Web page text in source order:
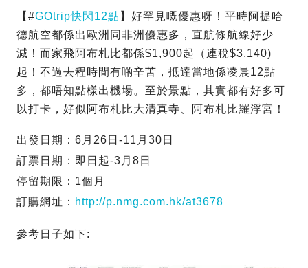
【#GOtrip快閃12點 】好罕見嘅優惠呀！平時阿提哈
德航空都係出歐洲同非洲優惠多，直航條航線好少
減！而家飛阿布札比都係$1,900起（連稅$3,140)
起！不過去程時間有啲辛苦，抵達當地係凌晨12點
多，都唔知點樣出機場。至於景點，其實都有好多可
以打卡，好似阿布札比大清真寺、阿布札比羅浮宮！
出發日期：6月26日-11月30日
訂票日期：即日起-3月8日
停留期限：1個月
訂購網址： http://p.nmg.com.hk/at3678
參考日子如下: